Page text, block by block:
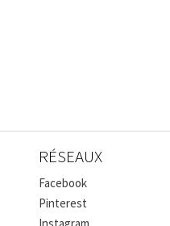
RÉSEAUX
Facebook
Pinterest